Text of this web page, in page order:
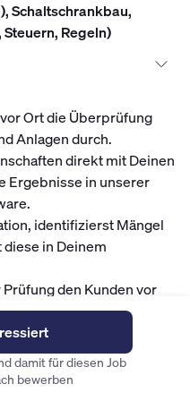
Schaltschrankbau,
Regeln)
Ort die Überprüfung
Anlagen durch.
direkt mit Deinen
Ergebnisse in unserer
identifizierst Mängel
in Deinem
den Kunden vor
zu möglichen Mängeln
damit für diesen Job
bewerben